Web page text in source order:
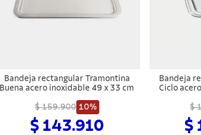
Bandeja rectangular Tramontina
Buena acero inoxidable 49 x 33 cm
$ 159.900 10%
$ 143.910
Bandeja
Ciclo
$
$